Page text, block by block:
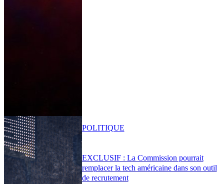
EXCLUSIF : La Commission pourrait
remplacer la tech américaine dans son outil
de recrutement
POLITIQUE